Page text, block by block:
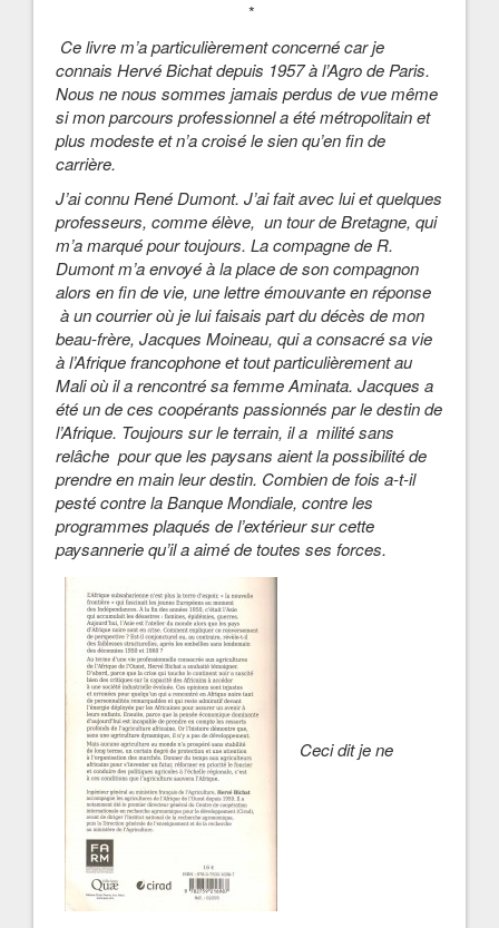
*
Ce livre m’a particulièrement concerné car je
connais Hervé Bichat depuis 1957 à l’Agro de Paris.
Nous ne nous sommes jamais perdus de vue même
si mon parcours professionnel a été métropolitain et
plus modeste et n’a croisé le sien qu’en fin de
carrière.
J’ai connu René Dumont. J’ai fait avec lui et quelques
professeurs, comme élève, un tour de Bretagne, qui
m’a marqué pour toujours. La compagne de R.
Dumont m’a envoyé à la place de son compagnon
alors en fin de vie, une lettre émouvante en réponse
à un courrier où je lui faisais part du décès de mon
beau-frère, Jacques Moineau, qui a consacré sa vie
à l’Afrique francophone et tout particulièrement au
Mali où il a rencontré sa femme Aminata. Jacques a
été un de ces coopérants passionnés par le destin de
l’Afrique. Toujours sur le terrain, il a milité sans
relâche pour que les paysans aient la possibilité de
prendre en main leur destin. Combien de fois a-t-il
pesté contre la Banque Mondiale, contre les
programmes plaqués de l’extérieur sur cette
paysannerie qu’il a aimé de toutes ses forces.
Ceci dit je ne